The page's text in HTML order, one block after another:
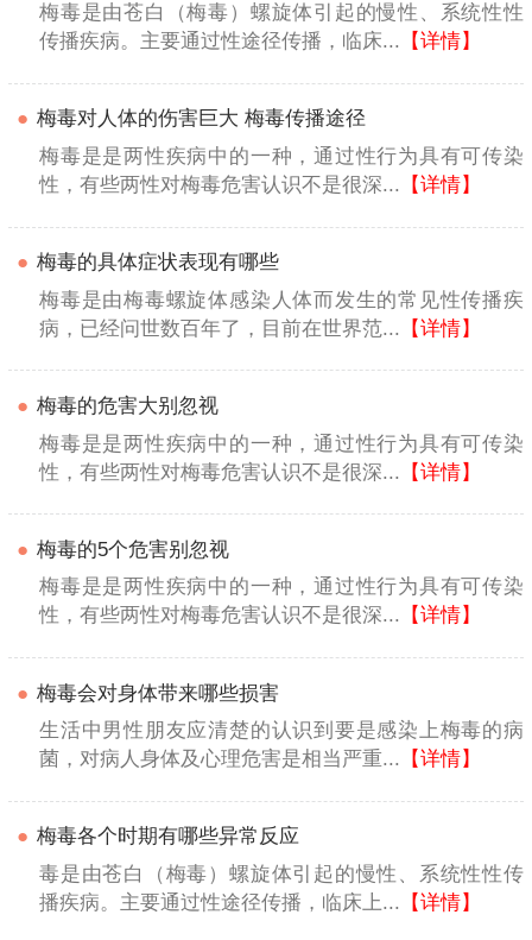
梅毒是由苍白（梅毒）螺旋体引起的慢性、系统性性
传播疾病。主要通过性途径传播，临床... 【详情】
● 梅毒对人体的伤害巨大 梅毒传播途径
梅毒是是两性疾病中的一种，通过性行为具有可传染
性，有些两性对梅毒危害认识不是很深... 【详情】
● 梅毒的具体症状表现有哪些
梅毒是由梅毒螺旋体感染人体而发生的常见性传播疾
病，已经问世数百年了，目前在世界范... 【详情】
● 梅毒的危害大别忽视
梅毒是是两性疾病中的一种，通过性行为具有可传染
性，有些两性对梅毒危害认识不是很深... 【详情】
● 梅毒的5个危害别忽视
梅毒是是两性疾病中的一种，通过性行为具有可传染
性，有些两性对梅毒危害认识不是很深... 【详情】
● 梅毒会对身体带来哪些损害
生活中男性朋友应清楚的认识到要是感染上梅毒的病
菌，对病人身体及心理危害是相当严重... 【详情】
● 梅毒各个时期有哪些异常反应
毒是由苍白（梅毒）螺旋体引起的慢性、系统性性传
播疾病。主要通过性途径传播，临床上... 【详情】